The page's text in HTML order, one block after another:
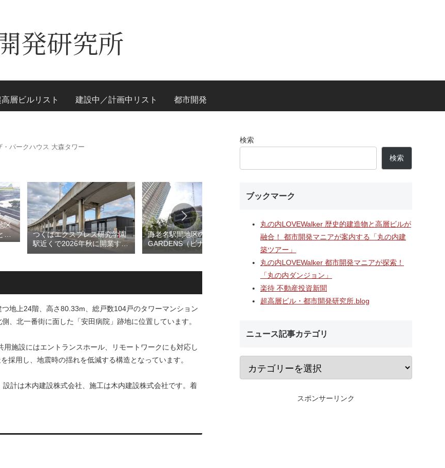
発研究所
高層ビルリスト 建設中／計画中リスト 都市開発
・パークハウス 大森タワー
区
な
つくばエクスプレス研究学園
駅近くで2026年秋に開業する
高架下商業施設「寿横
跡地の開発計画や商業ビル建
海老名駅間地区のViNA
GARDENS（ビナ ガーデン
ズ）で建設中の「（仮称）フ
テル温浴棟」2026年夏時点建
なんばのクボタ旧本社跡地に
の多目的アリーナ「（仮称）
Kubota LaLa arena」！！街
区名称は「Kubota field（クボ
タフィールド）」に決定！！
長崎駅前の県営バス
業」！！バスターミ
地上24階、高さ80.33m、総戸数104戸のタワーマンション
、北一番街に面した「安田病院」跡地に位置しています。
施設にはエントランスホール、リモートワークにも対応し
採用し、地震時の揺れを低減する構造となっています。
計は木内建設株式会社、施工は木内建設株式会社です。着
検索
検索
ブックマーク
丸の内LOVEWalker 歴史的建造物と高層ビルが
融合！ 都市開発マニアが案内する「丸の内建
築ツアー」
丸の内LOVEWalker 都市開発マニアが探索！
「丸の内ダンジョン」
楽待 不動産投資新聞
超高層ビル・都市開発研究所.blog
ニュース記事カテゴリ
スポンサーリンク